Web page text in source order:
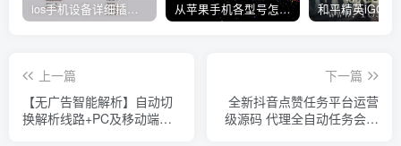
ios手机设备详细插件平刷教程 从苹果手机各型号怎么越狱到怎么开科技完整教程
上一篇
【无广告智能解析】自动切
换解析线路+PC及移动端全
下一篇
全新抖音点赞任务平台运营
级源码 代理全自动任务会员